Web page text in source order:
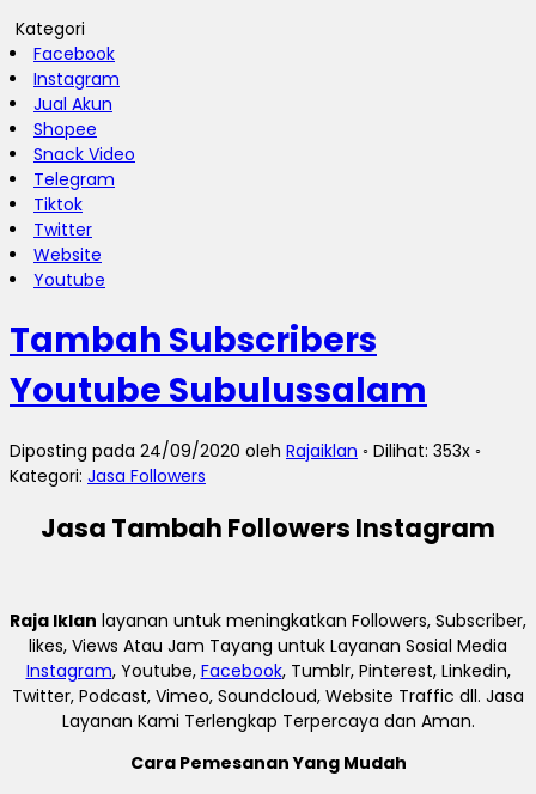
Kategori
Facebook
Instagram
Jual Akun
Shopee
Snack Video
Telegram
Tiktok
Twitter
Website
Youtube
Tambah Subscribers
Youtube Subulussalam
Diposting pada 24/09/2020 oleh Rajaiklan ◦ Dilihat: 353x ◦
Kategori: Jasa Followers
Jasa Tambah Followers Instagram
Raja Iklan layanan untuk meningkatkan Followers, Subscriber,
likes, Views Atau Jam Tayang untuk Layanan Sosial Media
Instagram, Youtube, Facebook, Tumblr, Pinterest, Linkedin,
Twitter, Podcast, Vimeo, Soundcloud, Website Traffic dll. Jasa
Layanan Kami Terlengkap Terpercaya dan Aman.
Cara Pemesanan Yang Mudah